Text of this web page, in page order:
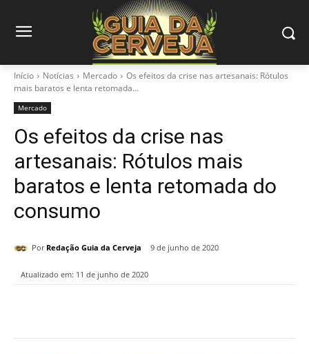
Início Notícias Mercado
Os efeitos da crise nas artesanais: Rótulos
mais baratos e lenta retomada...
Mercado
Os efeitos da crise nas
artesanais: Rótulos mais
baratos e lenta retomada do
consumo
Por Redação Guia da Cerveja 9 de junho de 2020
Atualizado em: 11 de junho de 2020